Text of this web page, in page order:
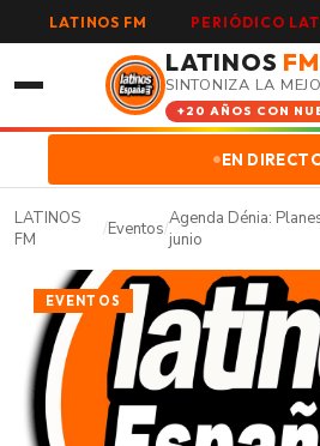
LATINOS FM PERIÓDICO
LATINOS FM
SINTONIZA LA
+20 AÑOS CON
EN
LATINOS
FM
/Eventos/Agenda Dénia:
junio
EVENTOS